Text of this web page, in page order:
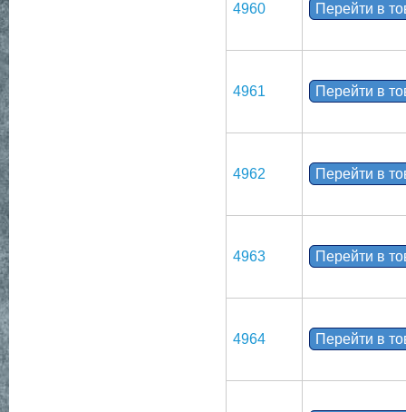
4960 Перейти в
4961 Перейти в
4962 Перейти в
4963 Перейти в
4964 Перейти в